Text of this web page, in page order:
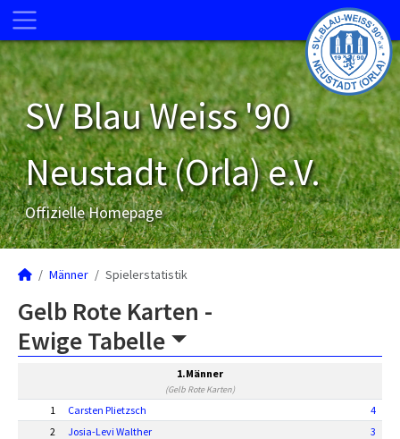
SV Blau Weiss '90
Neustadt (Orla) e.V.
Offizielle Homepage
Männer Spielerstatistik
Gelb Rote Karten -
Ewige Tabelle
1.Männer
(Gelb Rote Karten)
1 Carsten Plietzsch
4
2
Josia-Levi Walther
3